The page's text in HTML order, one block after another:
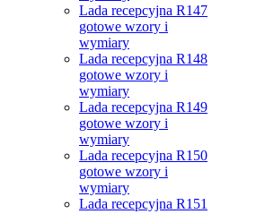
Lada recepcyjna R147
gotowe wzory i
wymiary
Lada recepcyjna R148
gotowe wzory i
wymiary
Lada recepcyjna R149
gotowe wzory i
wymiary
Lada recepcyjna R150
gotowe wzory i
wymiary
Lada recepcyjna R151